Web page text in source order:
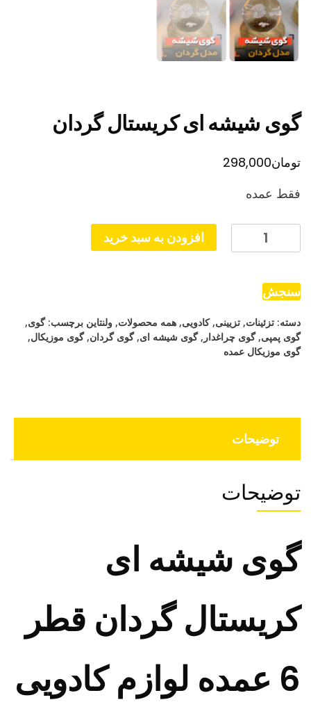
گوی شیشه ای کریستال گردان
تومان298,000
فقط عمده
شیشه
کریستال
عدد
افزودن به سبد خرید
سنجش
دسته: تزئینات, تزیینی,کادویی, همه محصولات, ولنتاین برچسب:گوی,
گوی پمپی,گوی چراغدار ,گوی شیشه ای,گوی گردان,گوی موزیکال,
گوی موزیکال عمده
توضیحات
توضیحات
گوی شیشه ای
کریستال گردان قطر
6 عمده لوازم کادویی